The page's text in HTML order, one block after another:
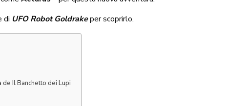
di UFO Robot Goldrakeper scoprirlo.
Il Banchetto dei Lupi